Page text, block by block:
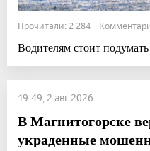
Прочитали: 2 284
Водителям стоит подумать
19:49, 2 авг 2026
В Магнитогорске
украденные